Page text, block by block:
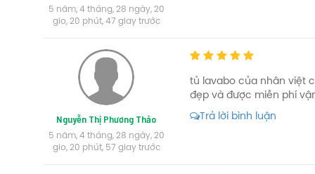
Bảo hành: Tủ 5 Năm, Gương và Phụ kiện 2 Năm
Nguồn Điện: 220V( gương đèn led)
Mua tủ Lavabo LB12 ở đâu?
Nội thất Nhân Việt chuyên cung cấp tủ lavabo Roland
lavabo Roland LB12 chính hãng cam kết bồi hoàn 200%
thất Nhân Việt nhé.
Liên hệ Nội thất Nhân Việt
5 năm, 4 tháng, 28 ngày, 20
gio, 20 phút, 47 giay trước
Nguyễn Thị Phương Thảo
5 năm, 4 tháng, 28 ngày, 20
gio, 20 phút, 57 giay trước
tủ lavabo của nhân việt
đẹp và được miễn phí
Trả lời bình luận